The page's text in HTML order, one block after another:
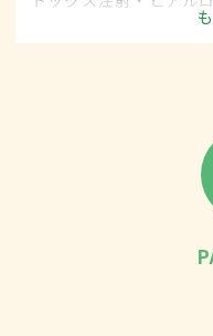
ビ治療など美容を目的
です。